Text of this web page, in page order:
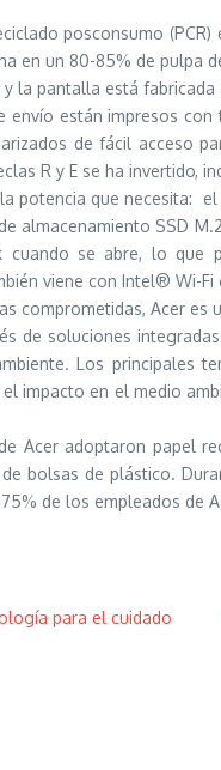
posconsumo
en un 80-85% de
la pantalla está
envío están impresos
de fácil acceso
R y E se ha invertido,
potencia que necesita:
almacenamiento SSD
cuando se abre, lo que
viene con Intel® Wi-Fi
comprometidas, Acer es
de soluciones
Los principales
impacto en el medio
Acer adoptaron papel
bolsas de plástico.
de los empleados de
para el cuidado